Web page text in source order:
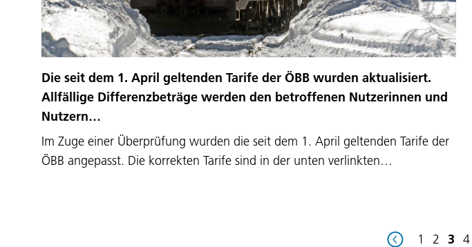
Die seit dem 1. April geltenden Tarife der ÖBB wurden aktualisiert.
Allfällige Differenzbeträge werden den betroffenen Nutzerinnen und
Nutzern…
Im Zuge einer Überprüfung wurden die seit dem 1. April geltenden Tarife der
ÖBB angepasst. Die korrekten Tarife sind in der unten verlinkten…
1 2 3 4